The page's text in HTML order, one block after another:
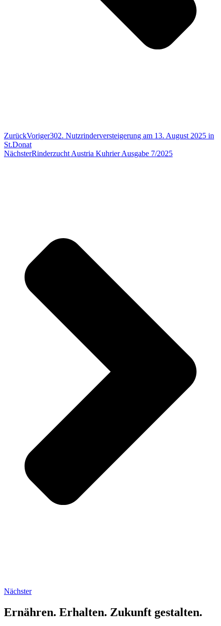
ZurückVoriger302. Nutzrinderversteigerung am 13. August 2025 in
St.Donat
NächsterRinderzucht Austria Kuhrier Ausgabe 7/2025
Nächster
Ernähren. Erhalten. Zukunft gestalten.